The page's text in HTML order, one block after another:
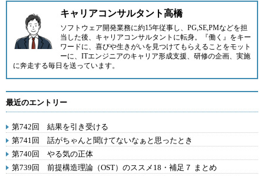
キャリアコンサルタント高橋
ソフトウェア開発業務に約15年従事し、PG,SE,PMなどを担
当した後、キャリアコンサルタントに転身。『働く』をキー
ワードに、喜びや生きがいを見つけてもらえることをモット
ーに、ITエンジニアのキャリア形成支援、研修の企画、実施
に奔走する毎日を送っています。
最近のエントリー
第742回 結果を引き受ける
第741回 話がちゃんと聞けてないなぁと思ったとき
第740回 やる気の正体
第739回 前提構造理論（OST）のススメ18・補足７ まとめ